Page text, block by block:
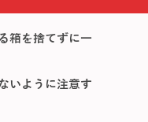
箱を捨てずに一
いように注意す